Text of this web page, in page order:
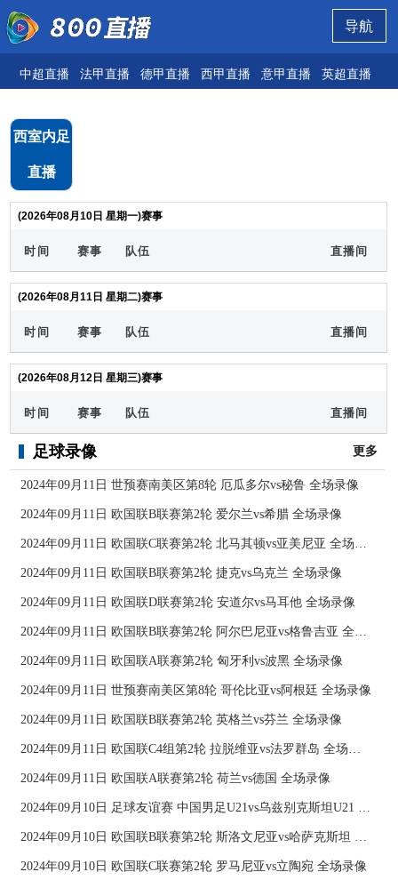
导航
中超直播 法甲直播 德甲直播 西甲直播 意甲直播 英超直播
西室内足
直播
(2026年08月10日 星期一)赛事
时间 赛事 队伍 直播间
(2026年08月11日 星期二)赛事
时间 赛事 队伍 直播间
(2026年08月12日 星期三)赛事
时间 赛事 队伍 直播间
足球录像 更多
2024年09月11日 世预赛南美区第8轮 厄瓜多尔vs秘鲁 全场录像
2024年09月11日 欧国联B联赛第2轮 爱尔兰vs希腊 全场录像
2024年09月11日 欧国联C联赛第2轮 北马其顿vs亚美尼亚 全场录像
2024年09月11日 欧国联B联赛第2轮 捷克vs乌克兰 全场录像
2024年09月11日 欧国联D联赛第2轮 安道尔vs马耳他 全场录像
2024年09月11日 欧国联B联赛第2轮 阿尔巴尼亚vs格鲁吉亚 全场录像
2024年09月11日 欧国联A联赛第2轮 匈牙利vs波黑 全场录像
2024年09月11日 世预赛南美区第8轮 哥伦比亚vs阿根廷 全场录像
2024年09月11日 欧国联B联赛第2轮 英格兰vs芬兰 全场录像
2024年09月11日 欧国联C4组第2轮 拉脱维亚vs法罗群岛 全场录像
2024年09月11日 欧国联A联赛第2轮 荷兰vs德国 全场录像
2024年09月10日 足球友谊赛 中国男足U21vs乌兹别克斯坦U21 全场录像
2024年09月10日 欧国联B联赛第2轮 斯洛文尼亚vs哈萨克斯坦 全场录像
2024年09月10日 欧国联C联赛第2轮 罗马尼亚vs立陶宛 全场录像